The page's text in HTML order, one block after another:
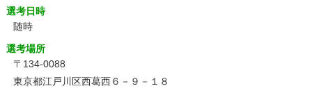
選考日時
随時
選考場所
〒134-0088
東京都江戸川区西葛西６－９－１８